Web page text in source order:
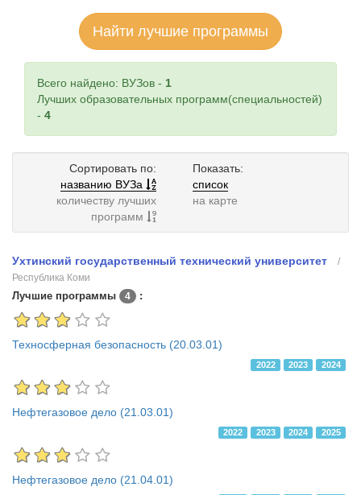
Найти лучшие программы
Всего найдено: ВУЗов - 1
Лучших образовательных программ(специальностей)
- 4
Сортировать по:
названию ВУЗа
количеству лучших
программ
Показать:
список
на карте
Ухтинский государственный технический университет
/
Республика Коми
Лучшие программы 4 :
Техносферная безопасность (20.03.01)
2022 2023 2024
Нефтегазовое дело (21.03.01)
2022 2023 2024 2025
Нефтегазовое дело (21.04.01)